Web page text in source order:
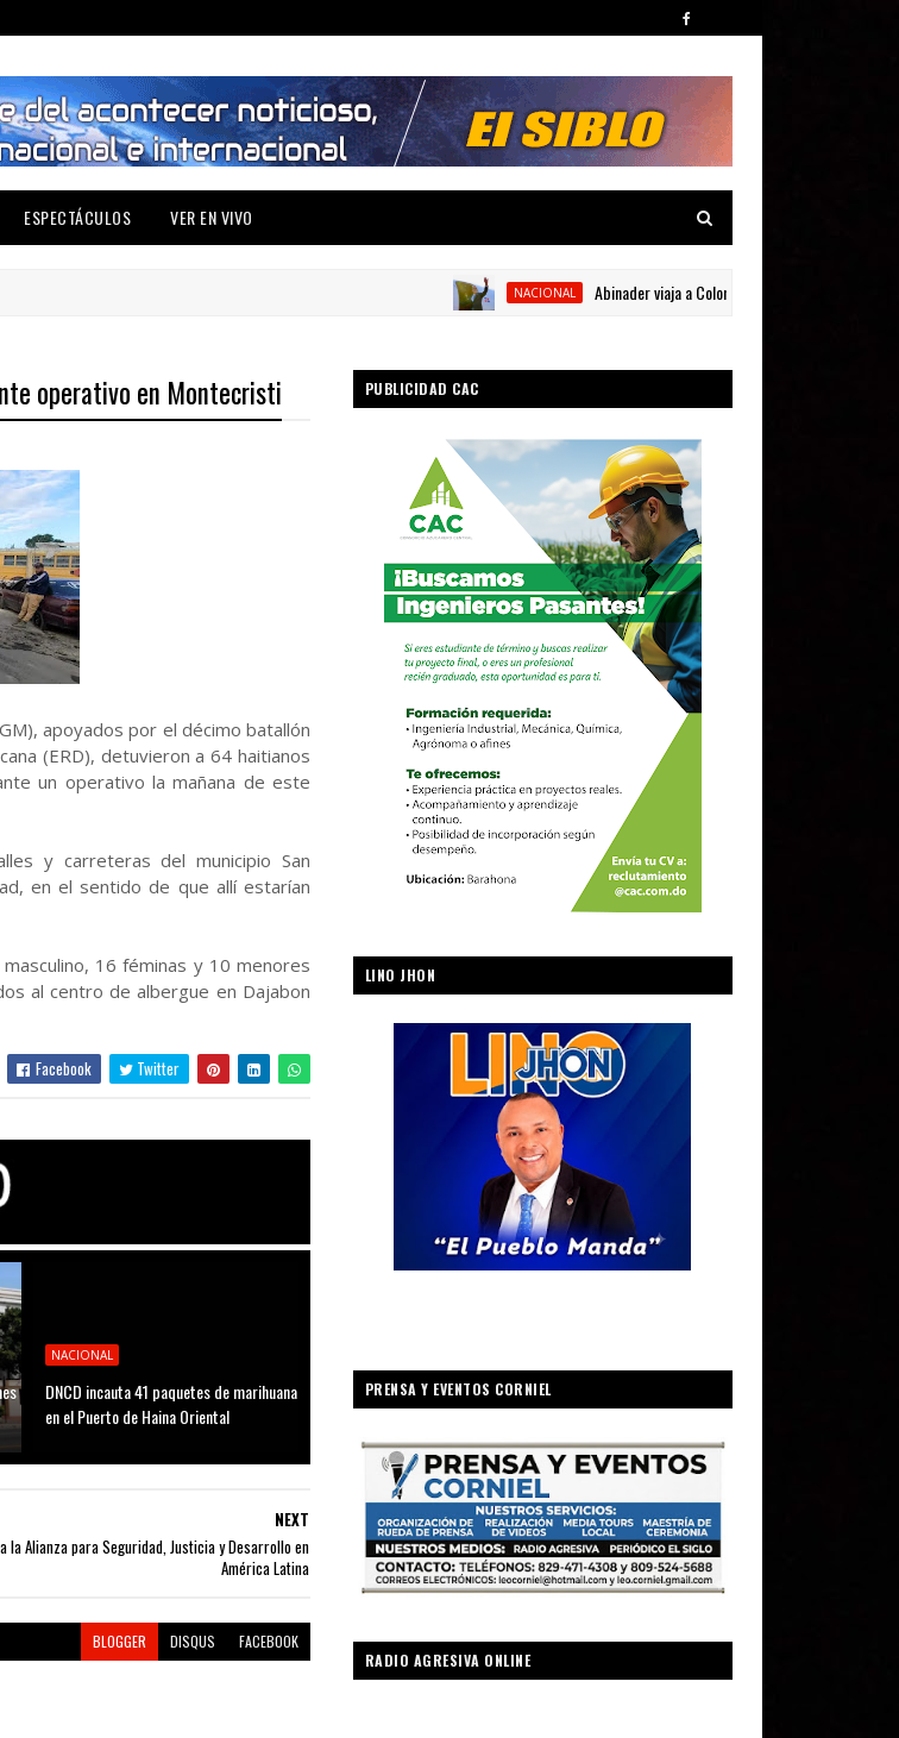
ESPECTÁCULOS VER EN VIVO
NACIONAL Abinader viaja a Colombia para participar en la toma
operativo en Montecristi
apoyados por el décimo batallón
(ERD), detuvieron a 64 haitianos
un operativo la mañana de este
y carreteras del municipio San
en el sentido de que allí estarían
16 féminas y 10 menores
al centro de albergue en Dajabon
Facebook Twitter
NACIONAL
DNCD incauta 41 paquetes de marihuana
en el Puerto de Haina Oriental
NEXT
la Alianza para Seguridad, Justicia y Desarrollo en
América Latina
BLOGGER DISQUS FACEBOOK
PUBLICIDAD CAC
LINO JHON
PRENSA Y EVENTOS CORNIEL
RADIO AGRESIVA ONLINE